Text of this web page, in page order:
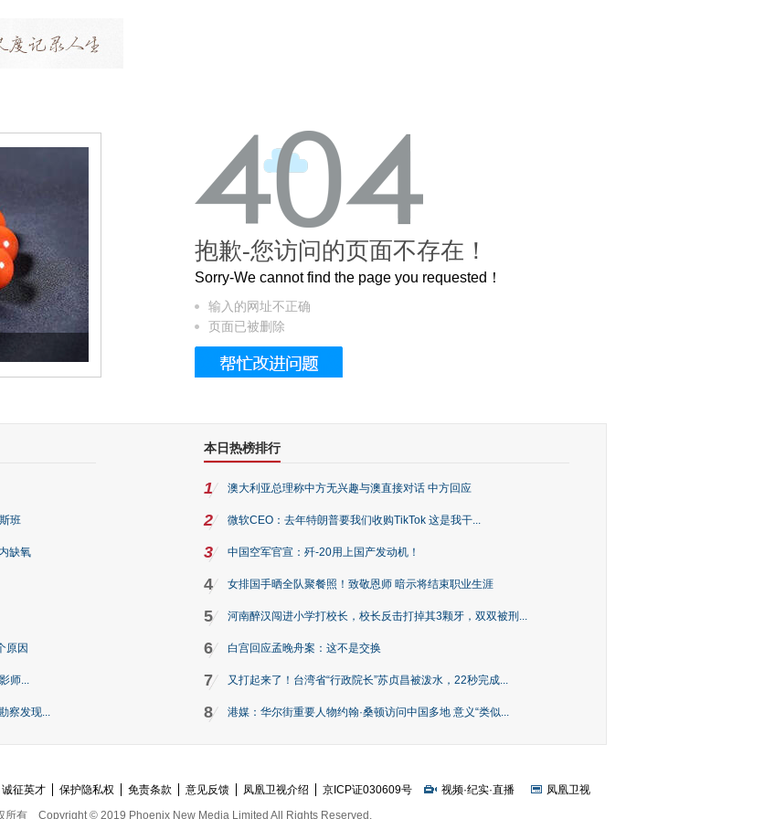
这个3.2米的长卷，还原了600岁的紫禁城
抱歉-您访问的页面不存在！
Sorry-We cannot find the page you requested！
输入的网址不正确
页面已被删除
班
缺氧
原因
师...
察发现...
本日热榜排行
1 澳大利亚总理称中方无兴趣与澳直接对话 中方回应
2 微软CEO：去年特朗普要我们收购TikTok 这是我干...
3 中国空军官宣：歼-20用上国产发动机！
4 女排国手晒全队聚餐照！致敬恩师 暗示将结束职业生涯
5 河南醉汉闯进小学打校长，校长反击打掉其3颗牙，双双被刑...
6 白宫回应孟晚舟案：这不是交换
7 又打起来了！台湾省“行政院长”苏贞昌被泼水，22秒完成...
8 港媒：华尔街重要人物约翰·桑顿访问中国多地 意义“类似...
诚征英才 保护隐私权 免责条款 意见反馈 凤凰卫视介绍 京ICP证030609号 视频·纪实·直播
凤凰卫视
所有 Copyright © 2019 Phoenix New Media Limited All Rights Reserved.